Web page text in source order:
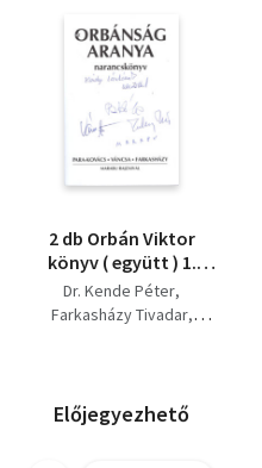
2 db Orbán Viktor
könyv ( együtt ) 1.
Orbánság aranya -
narancskönyv, 2. Az
Dr. Kende Péter
Farkasházy Tivadar
Előjegyezhető